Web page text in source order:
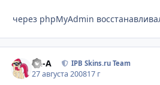
через phpMyAdmin
Ph-A IPB Skins.ru Team
27 августа 200817 г